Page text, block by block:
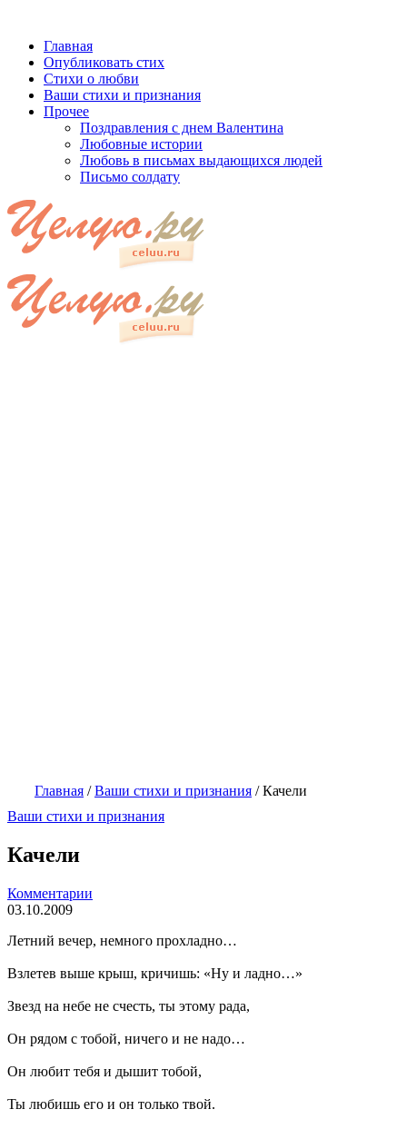
Главная
Опубликовать стих
Стихи о любви
Ваши стихи и признания
Прочее
Поздравления с днем Валентина
Любовные истории
Любовь в письмах выдающихся людей
Письмо солдату
Главная /Ваши стихи и признания /Качели
Ваши стихи и признания
Качели
Комментарии
03.10.2009
Летний вечер, немного прохладно…
Взлетев выше крыш, кричишь: «Ну и ладно…»
Звезд на небе не счесть, ты этому рада,
Он рядом с тобой, ничего и не надо…
Он любит тебя и дышит тобой,
Ты любишь его и он только твой.